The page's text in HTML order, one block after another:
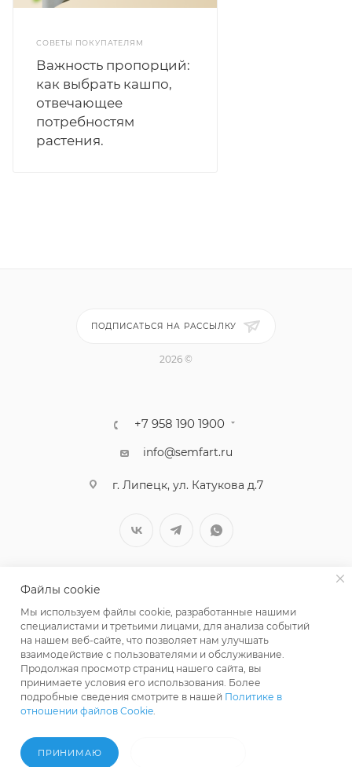
СОВЕТЫ ПОКУПАТЕЛЯМ
Важность пропорций:
как выбрать кашпо,
отвечающее
потребностям
растения.
ПОДПИСАТЬСЯ НА РАССЫЛКУ
2026 ©
+7 958 190 1900
info@semfart.ru
г. Липецк, ул. Катукова д.7
ПОЛИТИКА КОНФИДЕНЦИАЛЬНОСТИ
Файлы cookie
Мы используем файлы cookie, разработанные нашими
специалистами и третьими лицами, для анализа событий
на нашем веб-сайте, что позволяет нам улучшать
взаимодействие с пользователями и обслуживание.
Продолжая просмотр страниц нашего сайта, вы
принимаете условия его использования. Более
подробные сведения смотрите в нашей Политике в
отношении файлов Cookie.
ПРИНИМАЮ